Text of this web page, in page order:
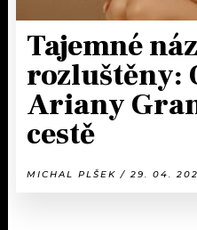
Tajemné
rozluštěny:
Ariany
cestě
MICHAL PLŠEK / 29. 04.